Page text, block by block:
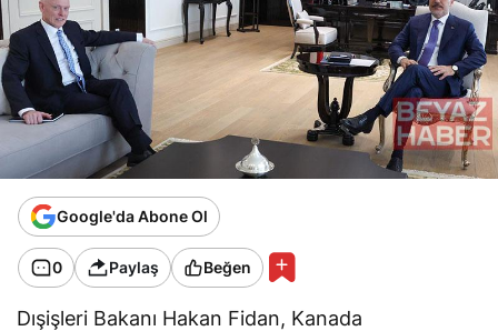
Google'da Abone Ol
0 Paylaş Beğen
Dışişleri Bakanı Hakan Fidan, Kanada